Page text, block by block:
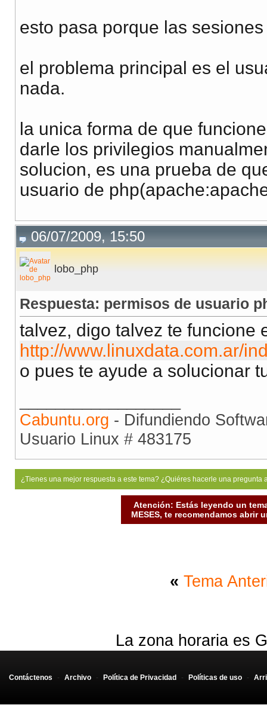
esto pasa porque las
el problema principal es el
nada.
la unica forma de que
darle los privilegios
solucion, es una prueba de
usuario de
06/07/2009, 15:50
lobo_php
Respuesta: permisos de usuario
talvez, digo talvez te funcione
http://www.linuxdata.com.ar/
o pues te ayude a solucionar
Cabuntu.org - Difundiendo
Usuario Linux # 483175
¿Tienes una mejor respuesta a este tema? ¿Quiéres hacerle una
Atención: Estás leyendo un
MESES, te recomendamos abrir
« Tema
La zona horaria es
Contáctenos - Archivo - Política de Privacidad - Políticas de uso -